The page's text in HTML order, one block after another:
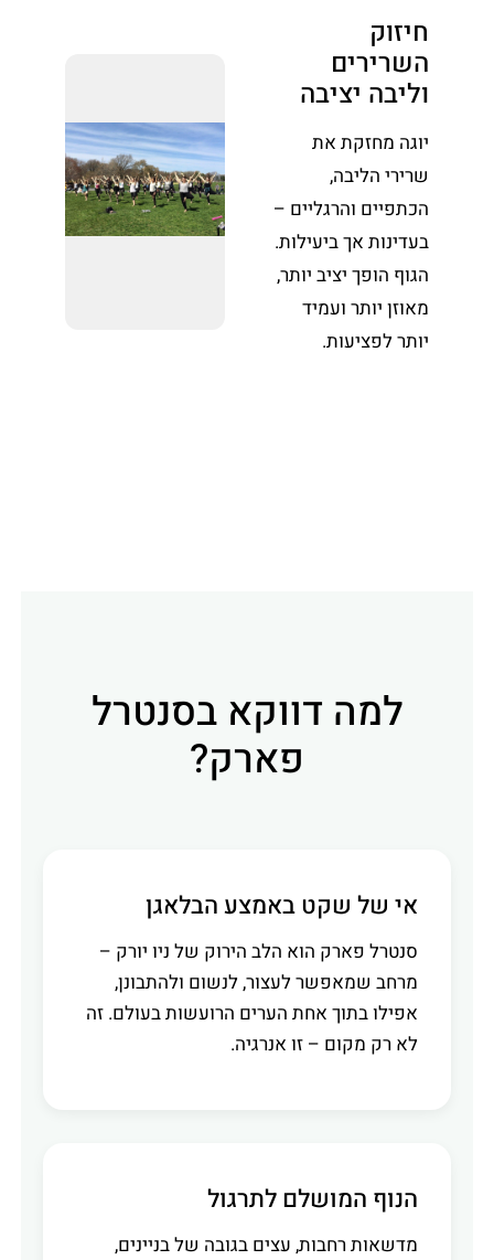
חיזוק
השרירים
וליבה יציבה
יוגה מחזקת את
שרירי הליבה,
הכתפיים והרגליים –
בעדינות אך ביעילות.
הגוף הופך יציב יותר,
מאוזן יותר ועמיד
יותר לפציעות.
למה דווקא בסנטרל
פארק?
אי של שקט באמצע הבלאגן
סנטרל פארק הוא הלב הירוק של ניו יורק –
מרחב שמאפשר לעצור, לנשום ולהתבונן,
אפילו בתוך אחת הערים הרועשות בעולם. זה
לא רק מקום – זו אנרגיה.
הנוף המושלם לתרגול
מדשאות רחבות, עצים בגובה של בניינים,